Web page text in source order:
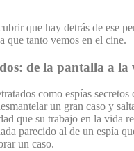
que hay detrás de ese
que tanto vemos en el cine.
de la pantalla a la
como espías secretos
un gran caso y
que su trabajo en la vida
parecido al de un espía
un caso.